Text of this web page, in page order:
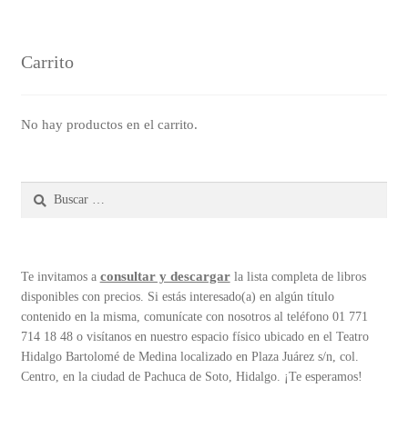
Carrito
No hay productos en el carrito.
Te invitamos a consultar y descargarla lista completa de libros
disponibles con precios. Si estás interesado(a) en algún título
contenido en la misma, comunícate con nosotros al teléfono 01 771
714 18 48 o visítanos en nuestro espacio físico ubicado en el Teatro
Hidalgo Bartolomé de Medina localizado en Plaza Juárez s/n, col.
Centro, en la ciudad de Pachuca de Soto, Hidalgo. ¡Te esperamos!